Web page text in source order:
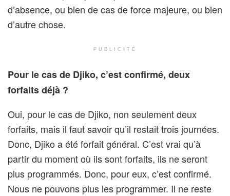
d’absence, ou bien de cas de force majeure, ou bien
d’autre chose.
PUBLICITÉ
Pour le cas de Djiko, c’est confirmé, deux
forfaits déjà ?
Oui, pour le cas de Djiko, non seulement deux
forfaits, mais il faut savoir qu’il restait trois journées.
Donc, Djiko a été forfait général. C’est vrai qu’à
partir du moment où ils sont forfaits, ils ne seront
plus programmés. Donc, pour eux, c’est confirmé.
Nous ne pouvons plus les programmer. Il ne reste